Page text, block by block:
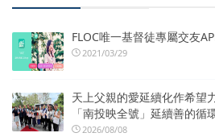
FLOC唯一基督徒專屬交友
2021/03/29
天上父親的愛延續化作希望
「南投映全號」延續善的循
2026/08/08